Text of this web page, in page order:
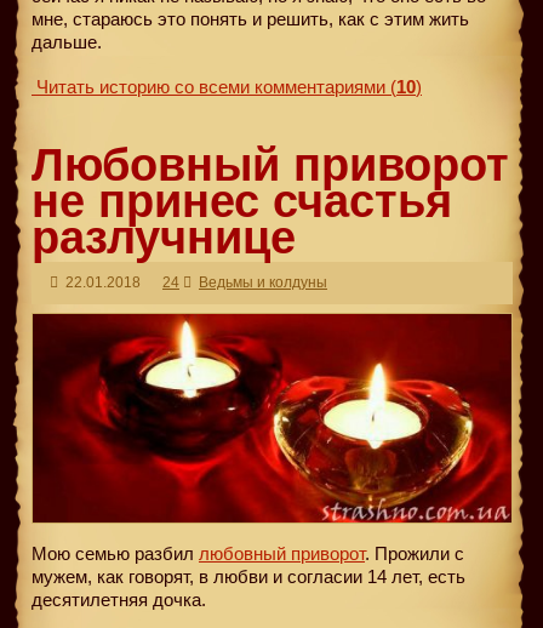
мне, стараюсь это понять и решить, как с этим жить
дальше.
Читать историю со всеми комментариями (10)
Любовный приворот
не принес счастья
разлучнице
22.01.2018 24 Ведьмы и колдуны
Мою семью разбил любовный приворот. Прожили с
мужем, как говорят, в любви и согласии 14 лет, есть
десятилетняя дочка.